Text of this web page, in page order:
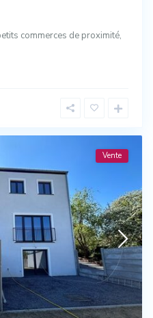
commerces de proximité,
Vente